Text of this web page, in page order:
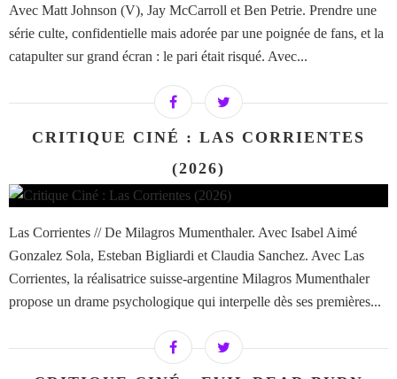
Avec Matt Johnson (V), Jay McCarroll et Ben Petrie. Prendre une
série culte, confidentielle mais adorée par une poignée de fans, et la
catapulter sur grand écran : le pari était risqué. Avec...
CRITIQUE CINÉ : LAS CORRIENTES
(2026)
Las Corrientes // De Milagros Mumenthaler. Avec Isabel Aimé
Gonzalez Sola, Esteban Bigliardi et Claudia Sanchez. Avec Las
Corrientes, la réalisatrice suisse-argentine Milagros Mumenthaler
propose un drame psychologique qui interpelle dès ses premières...